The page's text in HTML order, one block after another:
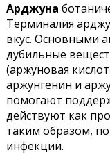
Арджуна
Терминалия
вкус. Основными
дубильные
(аржуновая
аржунгенин и
помогают
действуют как
таким образом,
инфекции.